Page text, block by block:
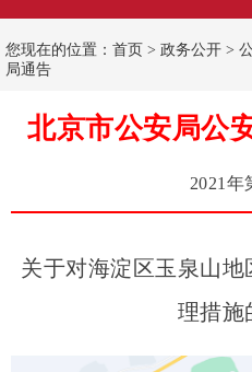
您现在的位置： 首页 > 政务公开 >
局通告
北京市公安局公
2021年
关于对海淀区玉泉山
理措施